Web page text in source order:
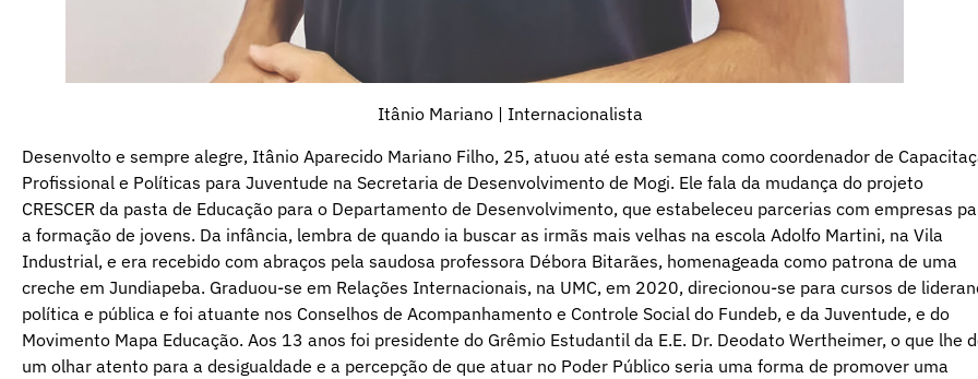
Itânio Mariano | Internacionalista
Desenvolto e sempre alegre, Itânio Aparecido Mariano Filho, 25, atuou até esta semana como coordenador de
Profissional e Políticas para Juventude na Secretaria de Desenvolvimento de Mogi. Ele fala da mudança do projeto
CRESCER da pasta de Educação para o Departamento de Desenvolvimento, que estabeleceu parcerias com empresas
a formação de jovens. Da infância, lembra de quando ia buscar as irmãs mais velhas na escola Adolfo Martini, na Vila
Industrial, e era recebido com abraços pela saudosa professora Débora Bitarães, homenageada como patrona de uma
creche em Jundiapeba. Graduou-se em Relações Internacionais, na UMC, em 2020, direcionou-se para cursos de
política e pública e foi atuante nos Conselhos de Acompanhamento e Controle Social do Fundeb, e da Juventude, e do
Movimento Mapa Educação. Aos 13 anos foi presidente do Grêmio Estudantil da E.E. Dr. Deodato Wertheimer, o que lhe
um olhar atento para a desigualdade e a percepção de que atuar no Poder Público seria uma forma de promover uma